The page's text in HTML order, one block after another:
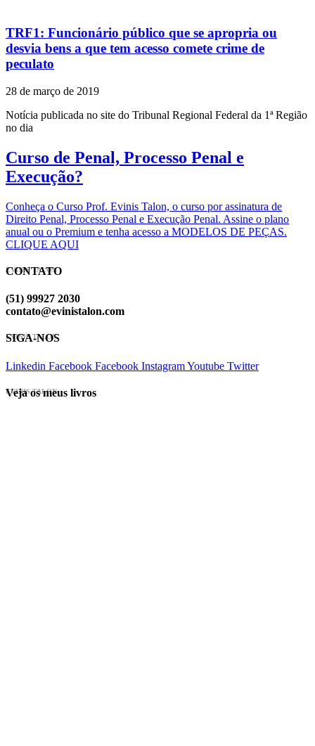
TRF1: Funcionário público que se apropria ou
desvia bens a que tem acesso comete crime de
peculato
28 de março de 2019
Notícia publicada no site do Tribunal Regional Federal da 1ª Região
no dia
Curso de Penal, Processo Penal e
Execução?
Conheça o Curso Prof. Evinis Talon, o curso por assinatura de
Direito Penal, Processo Penal e Execução Penal. Assine o plano
anual ou o Premium e tenha acesso a MODELOS DE PEÇAS.
CLIQUE AQUI
EVINIS TALON
CONTATO
(51) 99927 2030
contato@evinistalon.com
EVINIS TALON
SIGA-NOS
Linkedin Facebook Facebook InstagramYoutube Twitter
EVINIS TALON
Veja os meus livros